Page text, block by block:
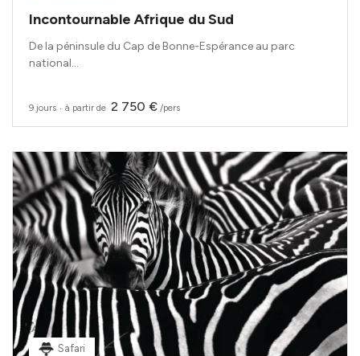
Incontournable Afrique du Sud
De la péninsule du Cap de Bonne-Espérance au parc
national...
9 jours ‧ à partir de 2 750 € /pers
Safari